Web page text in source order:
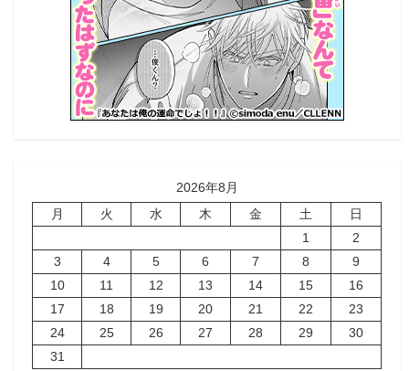
2026年8月
月
火 水 木 金 土
日
1
2
3
4 5 6 7 8
9
10
11 12 13 14 15
16
17
18 19 20 21 22
23
24
25 26 27 28 29
30
31